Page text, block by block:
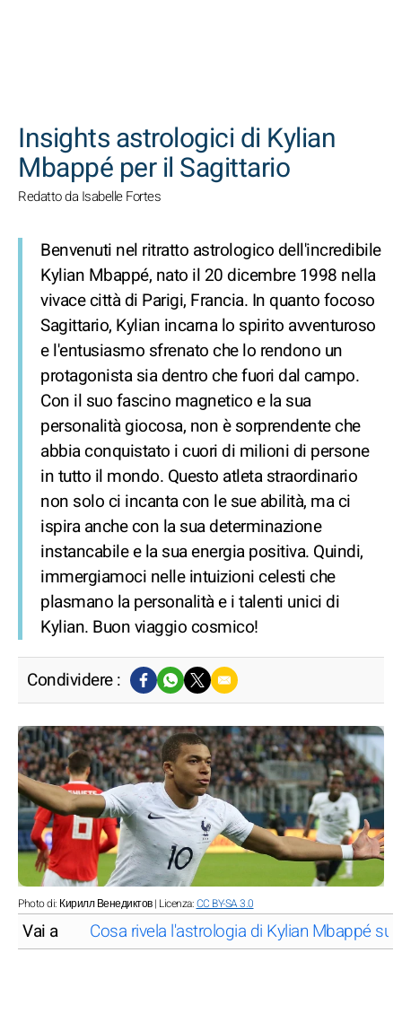
Insights astrologici di Kylian
Mbappé per il Sagittario
Redatto da Isabelle Fortes
Benvenuti nel ritratto astrologico dell'incredibile
Kylian Mbappé, nato il 20 dicembre 1998 nella
vivace città di Parigi, Francia. In quanto focoso
Sagittario, Kylian incarna lo spirito avventuroso
e l'entusiasmo sfrenato che lo rendono un
protagonista sia dentro che fuori dal campo.
Con il suo fascino magnetico e la sua
personalità giocosa, non è sorprendente che
abbia conquistato i cuori di milioni di persone
in tutto il mondo. Questo atleta straordinario
non solo ci incanta con le sue abilità, ma ci
ispira anche con la sua determinazione
instancabile e la sua energia positiva. Quindi,
immergiamoci nelle intuizioni celesti che
plasmano la personalità e i talenti unici di
Kylian. Buon viaggio cosmico!
Condividere :
Photo di: Кирилл Венедиктов | Licenza:CC BY-SA 3.0
Vai a Cosa rivela l'astrologia di Kylian Mbappé su